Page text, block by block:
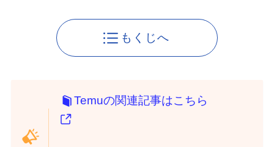
もくじへ
Temuの関連記事はこちら